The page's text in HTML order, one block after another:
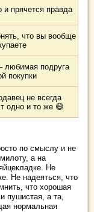
и прячется правда
что вы вообще
любимая подруга
покупки
не всегда
одно и то же 😄
по смыслу и не
а на
Не
Не надеяться, что
что хорошая
пушистая, а та,
нормальная